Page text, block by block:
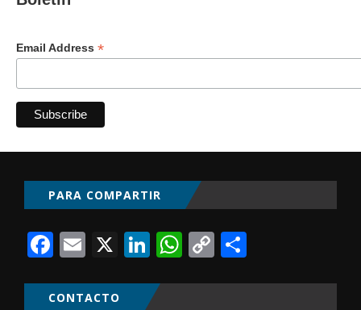
Email Address *
PARA COMPARTIR
Facebook
Email
X LinkedIn
WhatsApp
Copy
CONTACTO